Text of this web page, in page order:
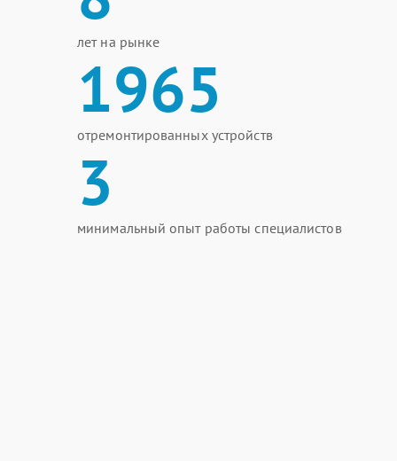
лет на рынке
1965
отремонтированных устройств
3
минимальный опыт работы специалистов